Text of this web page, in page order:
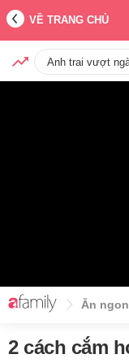
VỀ TRANG CHỦ
Anh trai vượt
Ăn ngon
2 cách cắm